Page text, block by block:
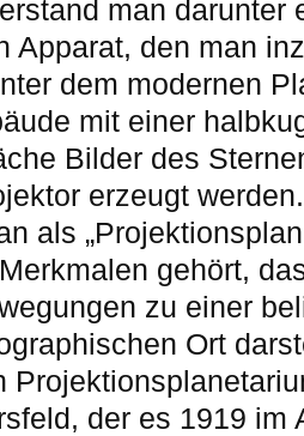
man darunter
Apparat, den man
dem modernen
mit einer
Bilder des
erzeugt
als
gehört,
zu einer
Ort
der es 1919 im